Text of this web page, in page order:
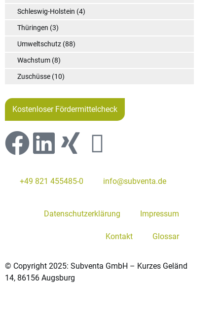
Schleswig-Holstein (4)
Thüringen (3)
Umweltschutz (88)
Wachstum (8)
Zuschüsse (10)
Kostenloser Fördermittelcheck
+49 821 455485-0 info@subventa.de
Datenschutzerklärung Impressum
Kontakt Glossar
© Copyright 2025: Subventa GmbH – Kurzes Geländ
14, 86156 Augsburg